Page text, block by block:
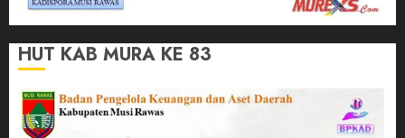
HUT KAB MURA KE 83